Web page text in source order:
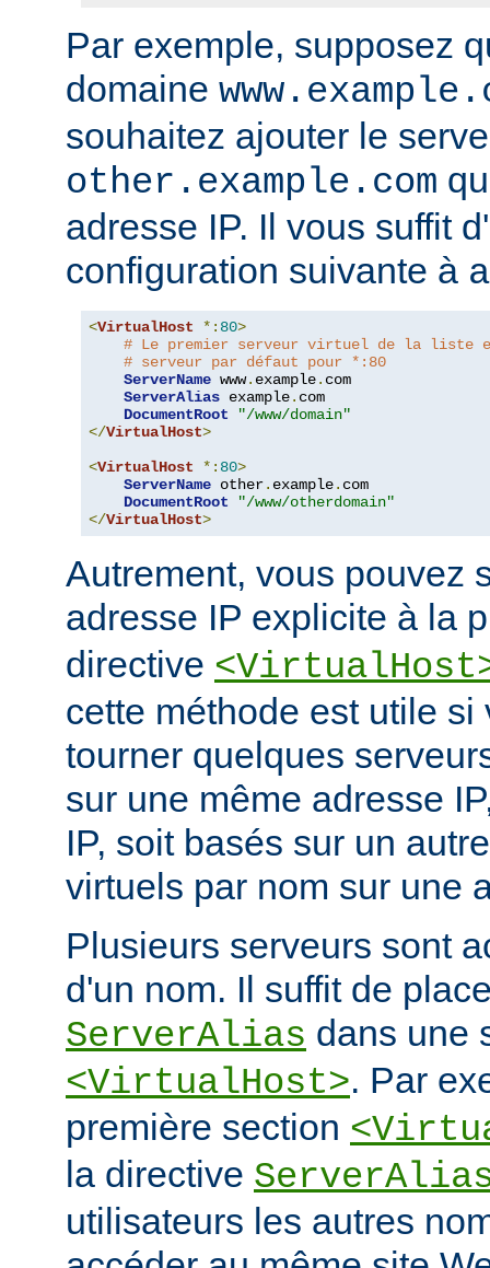
Par exemple, supposez
domaine
souhaitez ajouter le
other.example.com
adresse IP. Il vous suffit
configuration suivante à
<VirtualHost *: 80>
# Le premier serveur virtuel de la liste
# serveur par défaut pour *:80
ServerName www. example. com
ServerAlias example. com
DocumentRoot
"/www/domain"
</VirtualHost>
<VirtualHost *: 80>
ServerName other. example. com
DocumentRoot
"/www/otherdomain"
</VirtualHost>
Autrement, vous pouvez
adresse IP explicite à la
directive
cette méthode est utile
tourner quelques
sur une même adresse
IP, soit basés sur un
virtuels par nom sur une
Plusieurs serveurs sont
d'un nom. Il suffit de
ServerAlias dans une
<VirtualHost>. Par
première section
la directive
utilisateurs les autres